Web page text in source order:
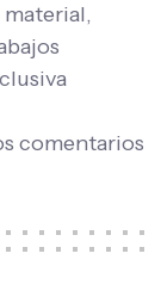
comentarios